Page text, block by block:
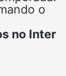
o
no Inter